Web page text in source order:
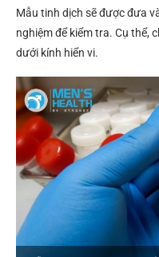
Mẫu tinh dịch sẽ được đưa
nghiệm để kiểm tra. Cụ thể,
dưới kính hiển vi.